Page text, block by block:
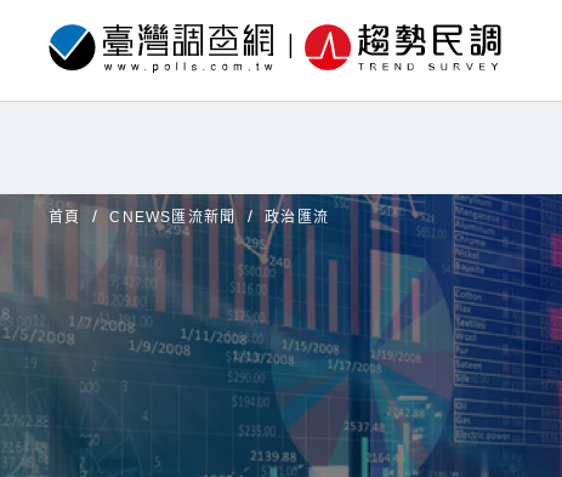
首頁 CNEWS匯流新聞 政治匯流